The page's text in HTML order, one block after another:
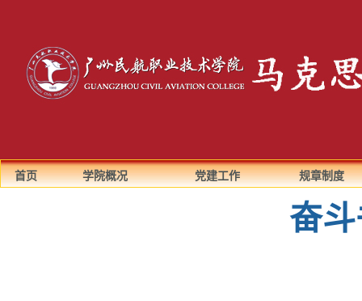
首页 学院概况 党建工作 规章制度
奋